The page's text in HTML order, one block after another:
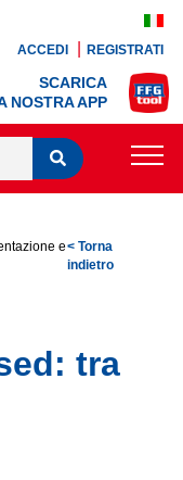
ACCEDI REGISTRATI
SCARICA
NOSTRA APP
e< Torna
indietro
tra